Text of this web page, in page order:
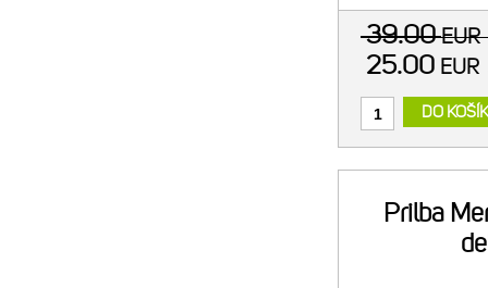
39.00EUR
25.00 EUR
DO
Prilba